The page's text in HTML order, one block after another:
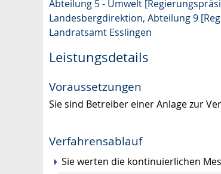
Abteilung 5 - Umwelt
Landesbergdirektion, Abteilung 9
Landratsamt Esslingen
Leistungsdetails
Voraussetzungen
Sie sind Betreiber einer Anlage zur
Verfahrensablauf
Sie werten die kontinuierlichen